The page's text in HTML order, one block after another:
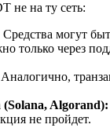
не на ту сеть:
Средства могут
только через
Аналогично,
Algorand):
не пройдет.